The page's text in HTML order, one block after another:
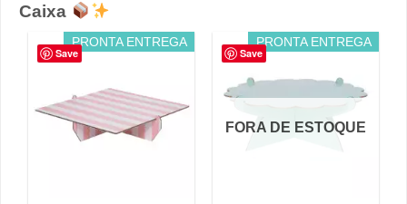
Caixa
Save
PRONTA ENTREGA
Save
PRONTA ENTREGA
FORA DE ESTOQUE